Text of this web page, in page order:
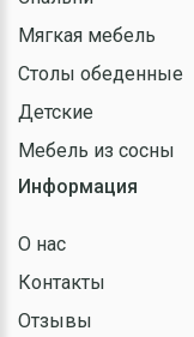
Мягкая мебель
Столы обеденные
Детские
Мебель из сосны
Информация
О нас
Контакты
Отзывы